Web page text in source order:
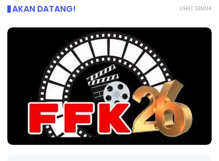
LIHAT SEMUA
AKAN DATANG!